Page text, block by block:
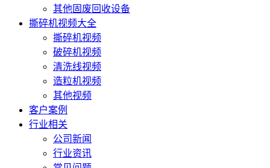
其他固废回收设备
撕碎机视频大全
撕碎机视频
破碎机视频
清洗线视频
造粒机视频
其他视频
客户案例
行业相关
公司新闻
行业资讯